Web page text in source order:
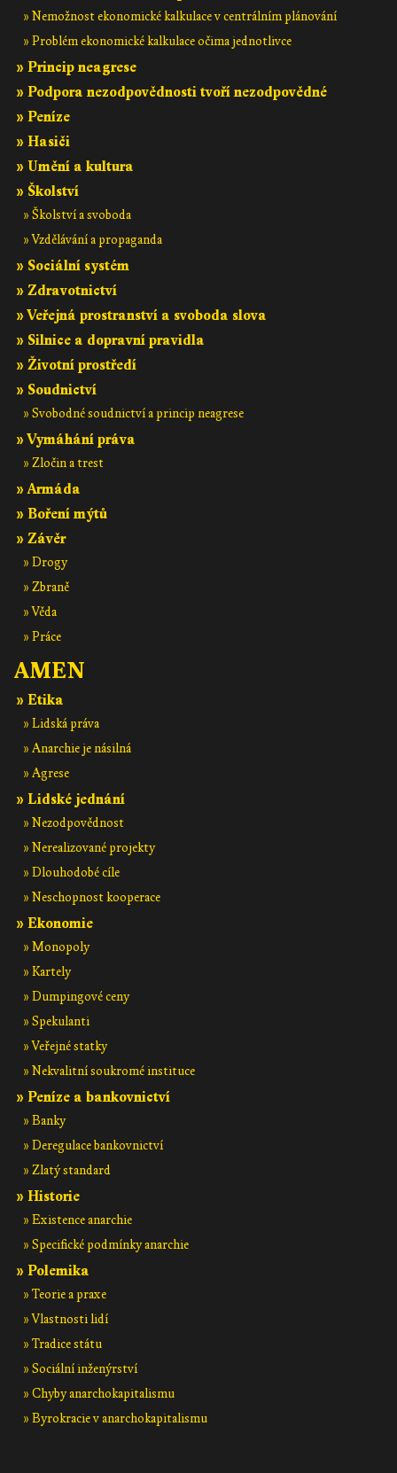
» Nemožnost ekonomické kalkulace v centrálním plánování
» Problém ekonomické kalkulace očima jednotlivce
» Princip neagrese
» Podpora nezodpovědnosti tvoří nezodpovědné
» Peníze
» Hasiči
» Umění a kultura
» Školství
» Školství a svoboda
» Vzdělávání a propaganda
» Sociální systém
» Zdravotnictví
» Veřejná prostranství a svoboda slova
» Silnice a dopravní pravidla
» Životní prostředí
» Soudnictví
» Svobodné soudnictví a princip neagrese
» Vymáhání práva
» Zločin a trest
» Armáda
» Boření mýtů
» Závěr
» Drogy
» Zbraně
» Věda
» Práce
AMEN
» Etika
» Lidská práva
» Anarchie je násilná
» Agrese
» Lidské jednání
» Nezodpovědnost
» Nerealizované projekty
» Dlouhodobé cíle
» Neschopnost kooperace
» Ekonomie
» Monopoly
» Kartely
» Dumpingové ceny
» Spekulanti
» Veřejné statky
» Nekvalitní soukromé instituce
» Peníze a bankovnictví
» Banky
» Deregulace bankovnictví
» Zlatý standard
» Historie
» Existence anarchie
» Specifické podmínky anarchie
» Polemika
» Teorie a praxe
» Vlastnosti lidí
» Tradice státu
» Sociální inženýrství
» Chyby anarchokapitalismu
» Byrokracie v anarchokapitalismu